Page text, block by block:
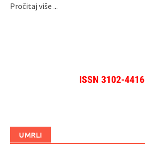
Pročitaj više ...
ISSN 3102-4416
UMRLI